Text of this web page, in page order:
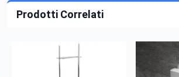
Prodotti Correlati